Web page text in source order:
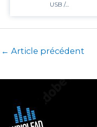
USB /…
← Article précédent